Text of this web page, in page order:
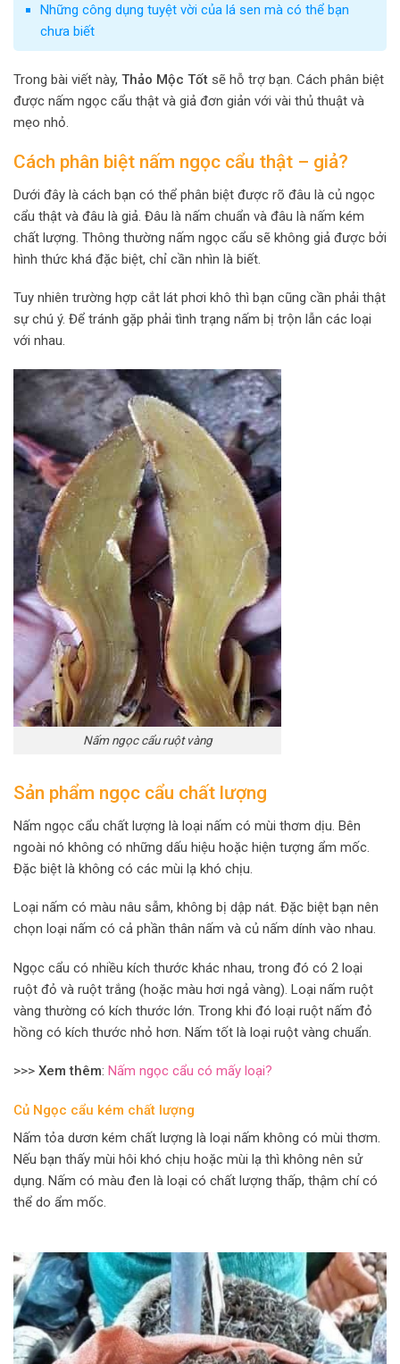
Những công dụng tuyệt vời của lá sen mà có thể bạn
chưa biết
Trong bài viết này, Thảo Mộc Tốt sẽ hỗ trợ bạn. Cách phân biệt
được nấm ngọc cẩu thật và giả đơn giản với vài thủ thuật và
mẹo nhỏ.
Cách phân biệt nấm ngọc cẩu thật – giả?
Dưới đây là cách bạn có thể phân biệt được rõ đâu là củ ngọc
cẩu thật và đâu là giả. Đâu là nấm chuẩn và đâu là nấm kém
chất lượng. Thông thường nấm ngọc cẩu sẽ không giả được bởi
hình thức khá đặc biệt, chỉ cần nhìn là biết.
Tuy nhiên trường hợp cắt lát phơi khô thì bạn cũng cần phải thật
sự chú ý. Để tránh gặp phải tình trạng nấm bị trộn lẫn các loại
với nhau.
Nấm ngọc cẩu ruột vàng
Sản phẩm ngọc cẩu chất lượng
Nấm ngọc cẩu chất lượng là loại nấm có mùi thơm dịu. Bên
ngoài nó không có những dấu hiệu hoặc hiện tượng ẩm mốc.
Đặc biệt là không có các mùi lạ khó chịu.
Loại nấm có màu nâu sẫm, không bị dập nát. Đặc biệt bạn nên
chọn loại nấm có cả phần thân nấm và củ nấm dính vào nhau.
Ngọc cẩu có nhiều kích thước khác nhau, trong đó có 2 loại
ruột đỏ và ruột trắng (hoặc màu hơi ngả vàng). Loại nấm ruột
vàng thường có kích thước lớn. Trong khi đó loại ruột nấm đỏ
hồng có kích thước nhỏ hơn. Nấm tốt là loại ruột vàng chuẩn.
>>> Xem thêm: Nấm ngọc cẩu có mấy loại?
Củ Ngọc cẩu kém chất lượng
Nấm tỏa dươn kém chất lượng là loại nấm không có mùi thơm.
Nếu bạn thấy mùi hôi khó chịu hoặc mùi lạ thì không nên sử
dụng. Nấm có màu đen là loại có chất lượng thấp, thậm chí có
thể do ẩm mốc.